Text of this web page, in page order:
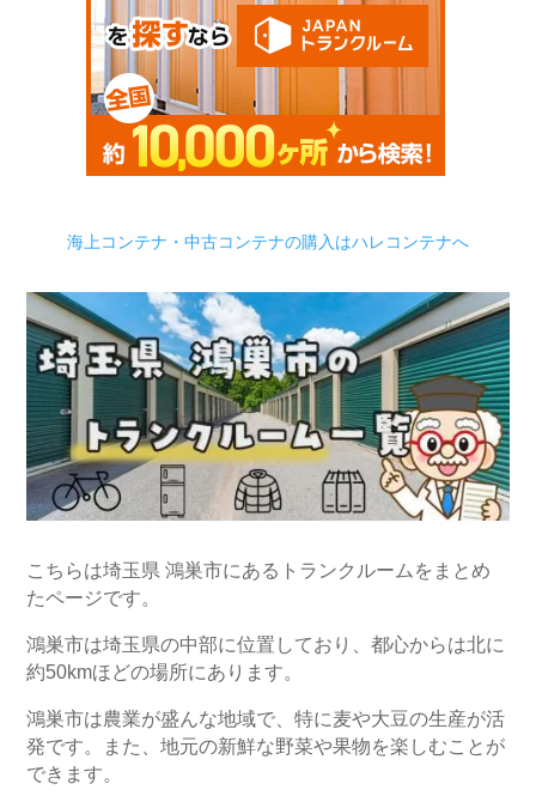
海上コンテナ・中古コンテナの購入はハレコンテナへ
こちらは埼玉県 鴻巣市にあるトランクルームをまとめ
たページです。
鴻巣市は埼玉県の中部に位置しており、都心からは北に
約50kmほどの場所にあります。
鴻巣市は農業が盛んな地域で、特に麦や大豆の生産が活
発です。また、地元の新鮮な野菜や果物を楽しむことが
できます。